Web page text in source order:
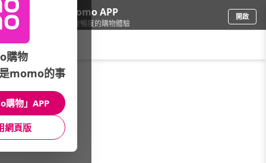
下載momo APP
給你3倍流暢度的購物體驗
開啟
品牌旗艦/havaianas哈瓦仕
男女鞋
童鞋
購物
momo的事
購物」APP
網頁版